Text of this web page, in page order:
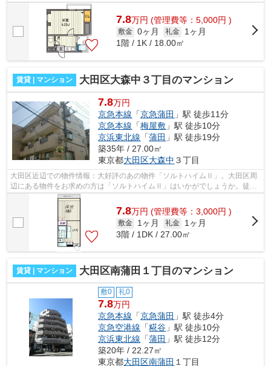
ができます。当社スタッフが地域の賃貸情...
7.8万円 (管理費等：5,000円 )
敷金 0ヶ月 礼金
1ヶ月
1階 / 1K / 18.00㎡
賃貸 | マンション 大田区大森中３丁目のマンション
7.8万円
京急本線 「京急蒲田 」駅 徒歩11分
京急本線 「梅屋敷 」駅 徒歩10分
京浜東北線 「蒲田 」駅 徒歩19分
築35年 / 27.00㎡
東京都大田区大森中 ３丁目
大田区近辺での物件情報：大好評のあの物件「ソルトハイムⅡ」。大田区周
辺にある物件をお求めの方は「ソルトハイムⅡ」はいかがでしょうか。徒歩
11分で駅へのアクセスが可能な物件です...
7.8万円 (管理費等：3,000円 )
敷金 1ヶ月 礼金
1ヶ月
3階 / 1DK / 27.00㎡
賃貸 | マンション 大田区南蒲田１丁目のマンション
敷0 礼0
7.8万円
京急本線 「京急蒲田 」駅 徒歩4分
京急空港線 「糀谷 」駅 徒歩10分
京浜東北線 「蒲田 」駅 徒歩12分
築20年 / 22.27㎡
東京都大田区南蒲田 １丁目